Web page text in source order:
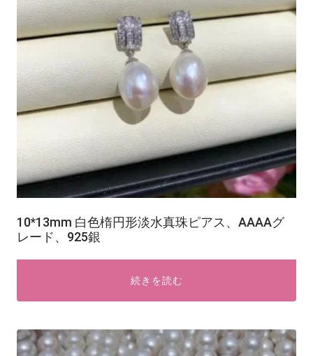
10*13mm 白色楕円形淡水真珠ピアス、AAAAグ
レード、925銀
続きを読む